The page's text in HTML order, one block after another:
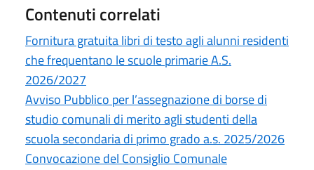
Contenuti correlati
Fornitura gratuita libri di testo agli alunni residenti
che frequentano le scuole primarie A.S.
2026/2027
Avviso Pubblico per l’assegnazione di borse di
studio comunali di merito agli studenti della
scuola secondaria di primo grado a.s. 2025/2026
Convocazione del Consiglio Comunale